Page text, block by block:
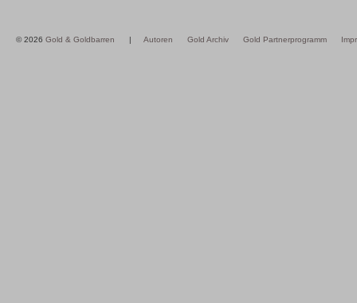
© 2026 Gold & Goldbarren | Autoren Gold Archiv Gold Partnerprogramm